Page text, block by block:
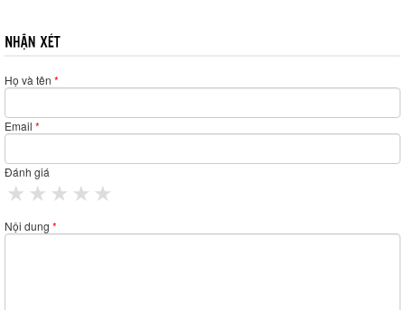
Họ và tên *
Email *
Đánh giá
4 stars
3 stars
2 stars
1 star
Nội dung *